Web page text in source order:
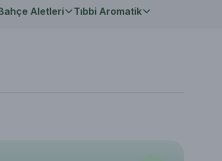
Aletleri Tıbbi Aromatik